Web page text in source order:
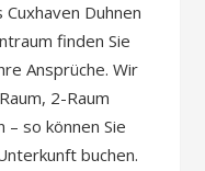
Duhnen
finden Sie
Ansprüche. Wir
2-Raum
– so können Sie
buchen.